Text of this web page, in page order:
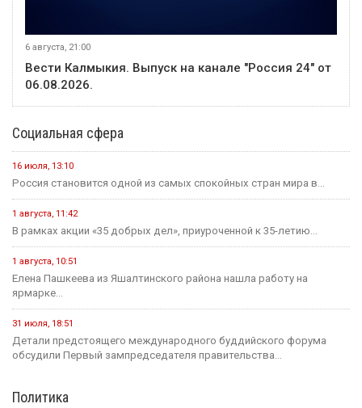
6 августа, 21:00
Вести Калмыкия. Выпуск на канале "Россия 24" от
06.08.2026.
Социальная сфера
16 июля, 13:10
Россия становится одной из самых спокойных стран мира в...
1 августа, 11:42
В рамках акции «35 добрых дел», приуроченной к 35-летию...
1 августа, 10:51
Елена Пашкеева из Яшалтинского района нашла работу на
ярмарке...
31 июля, 18:51
Детали предстоящего международного буддийского форума
обсудили Первый зампредседателя правительства...
Политика